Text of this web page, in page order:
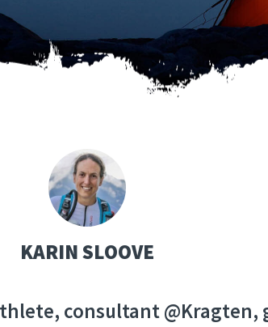
KARIN SLOOVE
consultant @Kragten,